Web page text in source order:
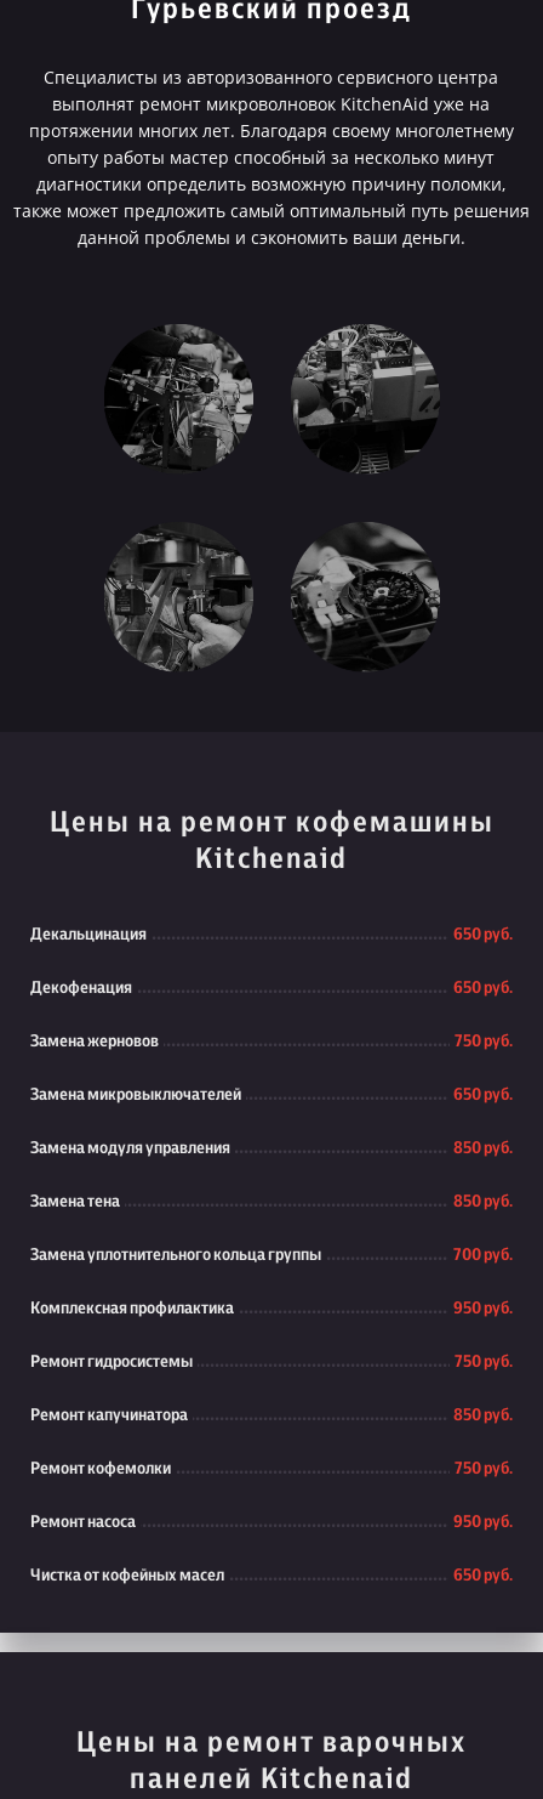
Гурьевский проезд
Специалисты из авторизованного сервисного центра
выполнят ремонт микроволновок KitchenAid уже на
протяжении многих лет. Благодаря своему многолетнему
опыту работы мастер способный за несколько минут
диагностики определить возможную причину поломки,
также может предложить самый оптимальный путь решения
данной проблемы и сэкономить ваши деньги.
Цены на ремонт кофемашины
Kitchenaid
Декальцинация 650 руб.
Декофенация 650 руб.
Замена жерновов 750 руб.
Замена микровыключателей 650 руб.
Замена модуля управления 850 руб.
Замена тена 850 руб.
Замена уплотнительного кольца группы 700 руб.
Комплексная профилактика 950 руб.
Ремонт гидросистемы 750 руб.
Ремонт капучинатора 850 руб.
Ремонт кофемолки 750 руб.
Ремонт насоса 950 руб.
Чистка от кофейных масел 650 руб.
Цены на ремонт варочных
панелей Kitchenaid